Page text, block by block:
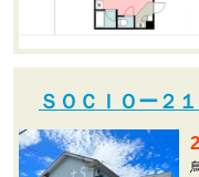
ＳＯＣＩＯー２１